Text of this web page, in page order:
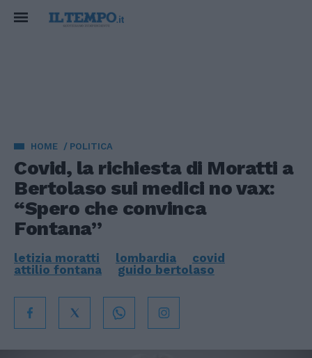
HOME POLITICA
Covid, la richiesta di Moratti a
Bertolaso sui medici no vax:
“Spero che convinca
Fontana”
letizia moratti lombardia
covid
attilio fontana
guido bertolaso